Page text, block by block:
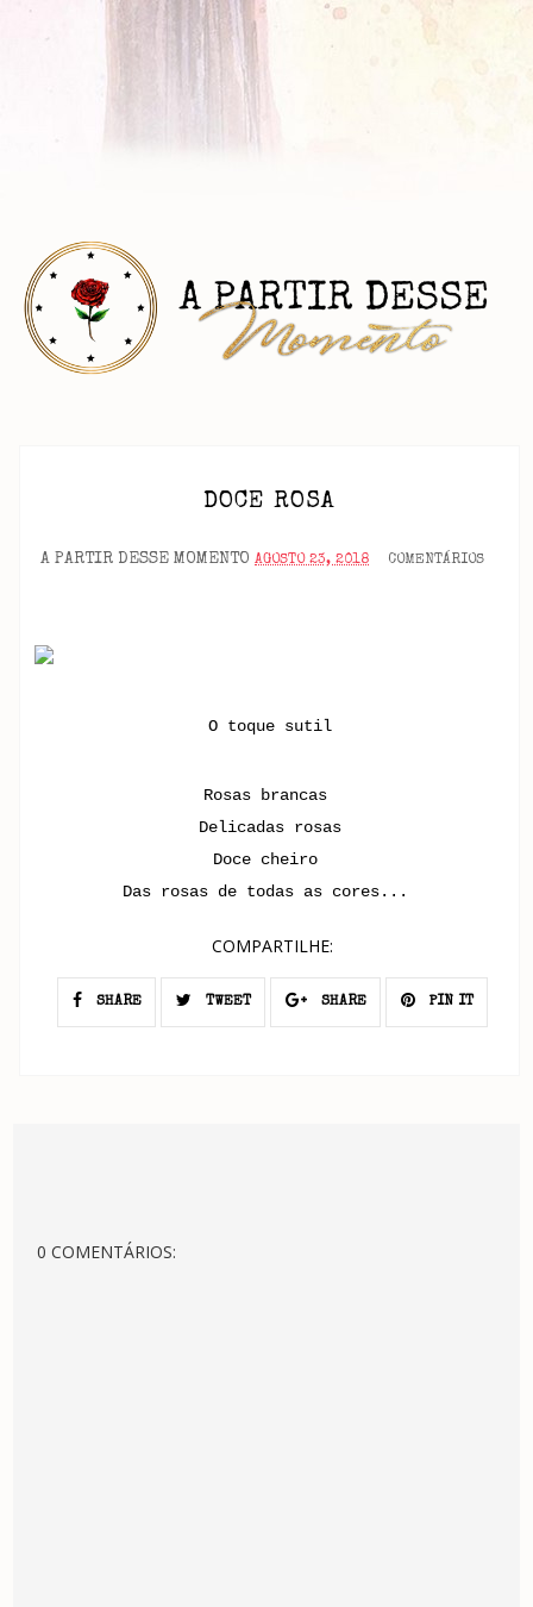
DOCE ROSA
A PARTIR DESSE MOMENTO AGOSTO 23, 2018 COMENTÁRIOS
O toque sutil
Rosas brancas
Delicadas rosas
Doce cheiro
Das rosas de todas as cores...
COMPARTILHE:
SHARE TWEET SHARE PIN IT
0 COMENTÁRIOS: